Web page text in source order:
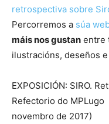
retrospectiva sobre
Percorremos a súa
máis nos gustan entre
ilustracións, deseños
EXPOSICIÓN: SIRO.
Refectorio do
novembro de 2017)